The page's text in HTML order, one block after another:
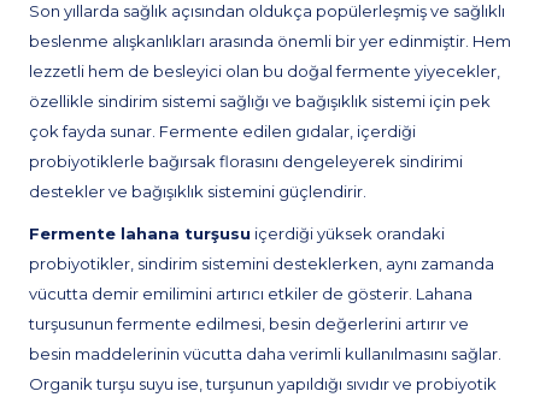
Son yıllarda sağlık açısından oldukça popülerleşmiş ve sağlıklı
beslenme alışkanlıkları arasında önemli bir yer edinmiştir. Hem
lezzetli hem de besleyici olan bu doğal fermente yiyecekler,
özellikle sindirim sistemi sağlığı ve bağışıklık sistemi için pek
çok fayda sunar. Fermente edilen gıdalar, içerdiği
probiyotiklerle bağırsak florasını dengeleyerek sindirimi
destekler ve bağışıklık sistemini güçlendirir.
Fermente lahana turşusu içerdiği yüksek orandaki
probiyotikler, sindirim sistemini desteklerken, aynı zamanda
vücutta demir emilimini artırıcı etkiler de gösterir. Lahana
turşusunun fermente edilmesi, besin değerlerini artırır ve
besin maddelerinin vücutta daha verimli kullanılmasını sağlar.
Organik turşu suyu ise, turşunun yapıldığı sıvıdır ve probiyotik